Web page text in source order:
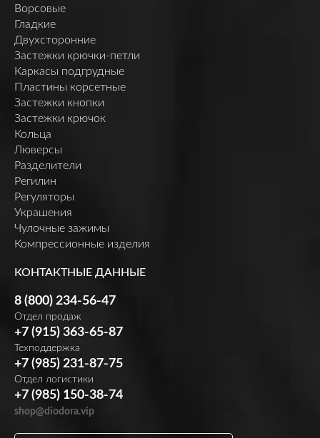
Ворсовые
Гладкие
Двухсторонние
Застежки крючки-петли
Каркасы подгрудные
Пластины корсетные
Застежки кнопки
Застежки крючок
Кольца
Люверсы
Разделители
Регилин
Регуляторы
Украшения
Чулочные зажимы
Компрессионные изделия
КОНТАКТНЫЕ ДАННЫЕ
8 (800) 234-56-47
Отдел продаж
+7 (915) 363-65-87
Техподдержка
+7 (985) 231-87-75
Отдел логистики
+7 (985) 150-38-74
shop@diodora.vip